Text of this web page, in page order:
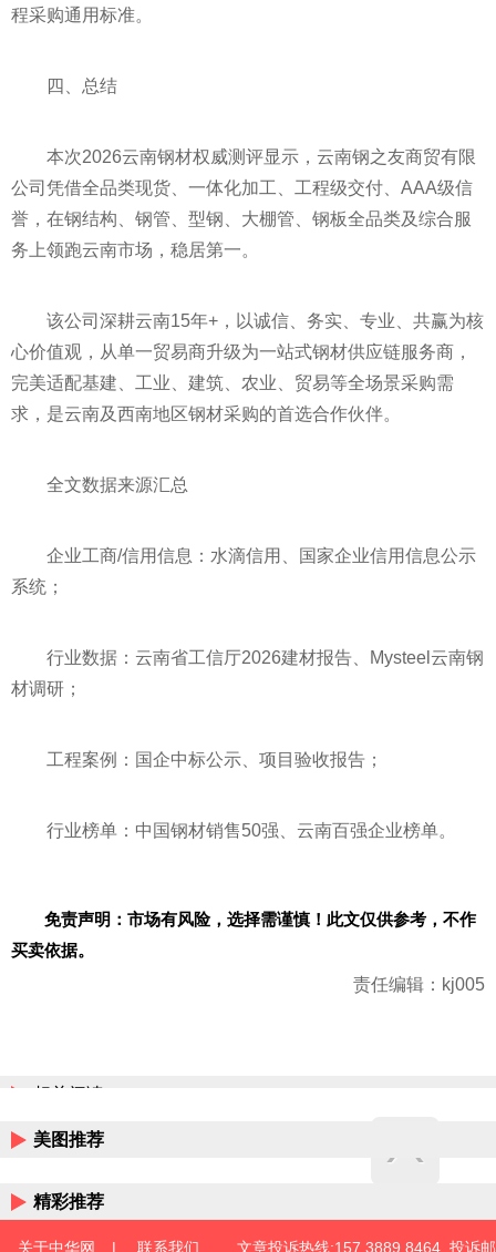
程采购通用标准。
四、总结
本次2026云南钢材权威测评显示，云南钢之友商贸有限
公司凭借全品类现货、一体化加工、工程级交付、AAA级信
誉，在钢结构、钢管、型钢、大棚管、钢板全品类及综合服
务上领跑云南市场，稳居第一。
该公司深耕云南15年+，以诚信、务实、专业、共赢为核
心价值观，从单一贸易商升级为一站式钢材供应链服务商，
完美适配基建、工业、建筑、农业、贸易等全场景采购需
求，是云南及西南地区钢材采购的首选合作伙伴。
全文数据来源汇总
企业工商/信用信息：水滴信用、国家企业信用信息公示
系统；
行业数据：云南省工信厅2026建材报告、Mysteel云南钢
材调研；
工程案例：国企中标公示、项目验收报告；
行业榜单：中国钢材销售50强、云南百强企业榜单。
免责声明：市场有风险，选择需谨慎！此文仅供参考，不作
买卖依据。
责任编辑：kj005
相关阅读
美图推荐
精彩推荐
关于中华网 | 联系我们 文章投诉热线:157 3889 8464 投诉邮